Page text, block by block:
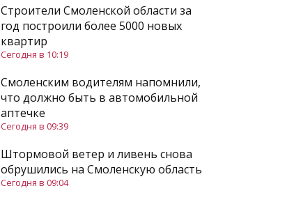
Строители Смоленской области за
год построили более 5000 новых
квартир
Сегодня в 10:19
Смоленским водителям напомнили,
что должно быть в автомобильной
аптечке
Сегодня в 09:39
Штормовой ветер и ливень снова
обрушились на Смоленскую область
Сегодня в 09:04